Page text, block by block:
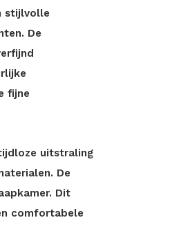
stijlvolle
De
fijne
uitstraling
De
Dit
comfortabele